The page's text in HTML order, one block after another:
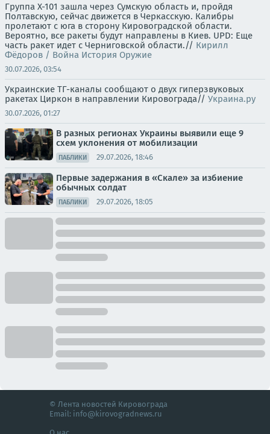
Группа Х-101 зашла через Сумскую область и, пройдя
Полтавскую, сейчас движется в Черкасскую. Калибры
пролетают с юга в сторону Кировоградской области.
Вероятно, все ракеты будут направлены в Киев. UPD: Еще
часть ракет идет с Черниговской области.// Кирилл
Фёдоров / Война История Оружие
30.07.2026, 03:54
Украинские ТГ-каналы сообщают о двух гиперзвуковых
ракетах Циркон в направлении Кировограда// Украина.ру
30.07.2026, 01:27
В разных регионах Украины выявили еще 9
схем уклонения от мобилизации
ПАБЛИКИ 29.07.2026, 18:46
Первые задержания в «Скале» за избиение
обычных солдат
ПАБЛИКИ 29.07.2026, 18:05
© Лента новостей Кировограда
Email: info@kirovogradnews.ru